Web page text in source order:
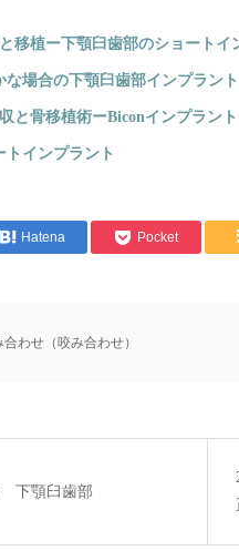
移植ー下顎臼歯部のショートイ
場合の下顎臼歯部インプラント
と骨移植術ーBiconインプラン
インプラント
Hatena Pocket
合わせ（咬み合わせ）
下顎臼歯部